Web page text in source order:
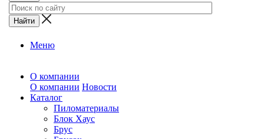
Меню
О компании
О компании Новости
Каталог
Пиломатериалы
Блок Хаус
Брус